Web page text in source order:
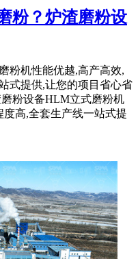
粉？炉渣磨粉设
粉机性能优越,高产高效,
式提供,让您的项目省心省
粉设备HLM立式磨粉机
高,全套生产线一站式提